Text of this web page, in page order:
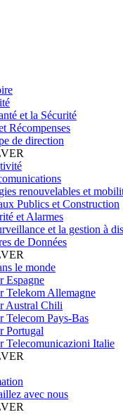
et la Sécurité
Récompenses
de direction
renouvelables et
Publics et Construction
et Alarmes
et la gestion à
de Données
le monde
Espagne
Telekom Allemagne
Austral Chili
Telecom Pays-Bas
Portugal
Telecomunicazioni Italie
avec nous